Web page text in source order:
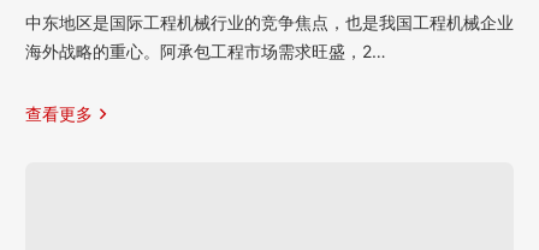
中东地区是国际工程机械行业的竞争焦点，也是我国工程机械企业
海外战略的重心。阿承包工程市场需求旺盛，2…
查看更多